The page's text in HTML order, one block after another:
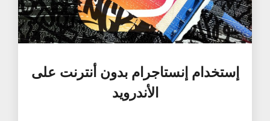
إستخدام إنستاجرام بدون أنترنت على
الأندرويد